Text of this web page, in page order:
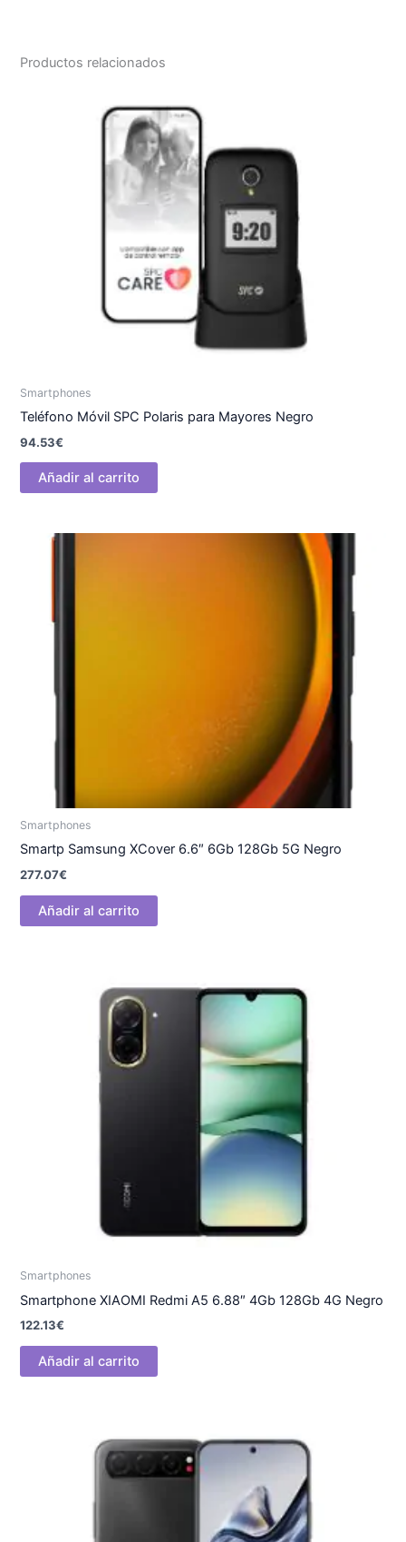
Productos relacionados
Smartphones
Teléfono Móvil SPC Polaris para Mayores Negro
94.53€
Añadir al carrito
Smartphones
Smartp Samsung XCover 6.6″ 6Gb 128Gb 5G Negro
277.07€
Añadir al carrito
Smartphones
Smartphone XIAOMI Redmi A5 6.88″ 4Gb 128Gb 4G Negro
122.13€
Añadir al carrito